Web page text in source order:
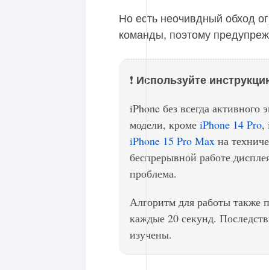
Но есть неочивдный обход
команды, поэтому
❗️ Используйте
iPhone без всегда
модели, кроме iPhone 14 Pro,
iPhone 15 Pro Max на
беспрерывной работе
проблема.
Алгоритм для работы также
каждые 20 секунд.
изучены.